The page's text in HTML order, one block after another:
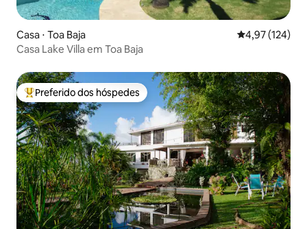
Casa ⋅ Toa Baja 4,97 de uma
4,97 (124)
Casa Lake Villa em Toa Baja
Entre os melhores preferidos dos hóspedes
Preferido dos hóspedes